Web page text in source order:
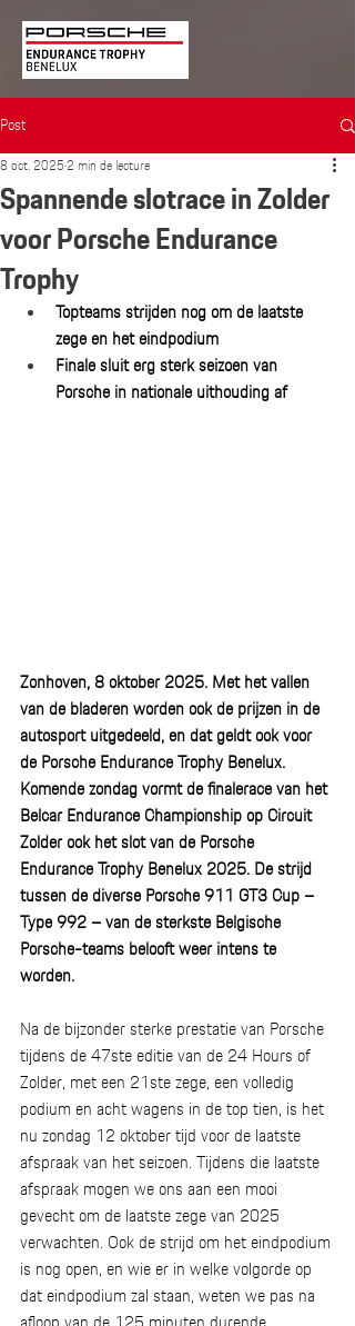
Post
Spannende slotrace in Zolder
voor Porsche Endurance
Trophy
8 oct. 20252 min de lecture
Topteams strijden nog om de laatste
zege en het eindpodium
Finale sluit erg sterk seizoen van
Porsche in nationale uithouding af
Zonhoven, 8 oktober 2025. Met het vallen
van de bladeren worden ook de prijzen in de
autosport uitgedeeld, en dat geldt ook voor
de Porsche Endurance Trophy Benelux.
Komende zondag vormt de finalerace van het
Belcar Endurance Championship op Circuit
Zolder ook het slot van de Porsche
Endurance Trophy Benelux 2025. De strijd
tussen de diverse Porsche 911 GT3 Cup –
Type 992 – van de sterkste Belgische
Porsche-teams belooft weer intens te
worden.
Na de bijzonder sterke prestatie van Porsche
tijdens de 47ste editie van de 24 Hours of
Zolder, met een 21ste zege, een volledig
podium en acht wagens in de top tien, is het
nu zondag 12 oktober tijd voor de laatste
afspraak van het seizoen. Tijdens die laatste
afspraak mogen we ons aan een mooi
gevecht om de laatste zege van 2025
verwachten. Ook de strijd om het eindpodium
is nog open, en wie er in welke volgorde op
dat eindpodium zal staan, weten we pas na